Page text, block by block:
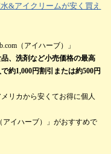
&アイクリームが安く買え
（アイハーブ）」
、洗剤など小売価格の最高
約1,000円割引または約500円
リカから安くてお得に個人
アイハーブ）」がおすすめで